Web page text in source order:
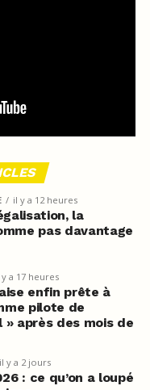
il y a 12 heures
la
pas davantage
y a 17 heures
enfin prête à
pilote de
» après des mois de
il y a 2 jours
: ce qu’on a loupé